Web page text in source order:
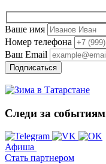
Ваше имя
Номер телефона
Ваш Email
Подписаться
Следи за
Афиша
Стать партнером